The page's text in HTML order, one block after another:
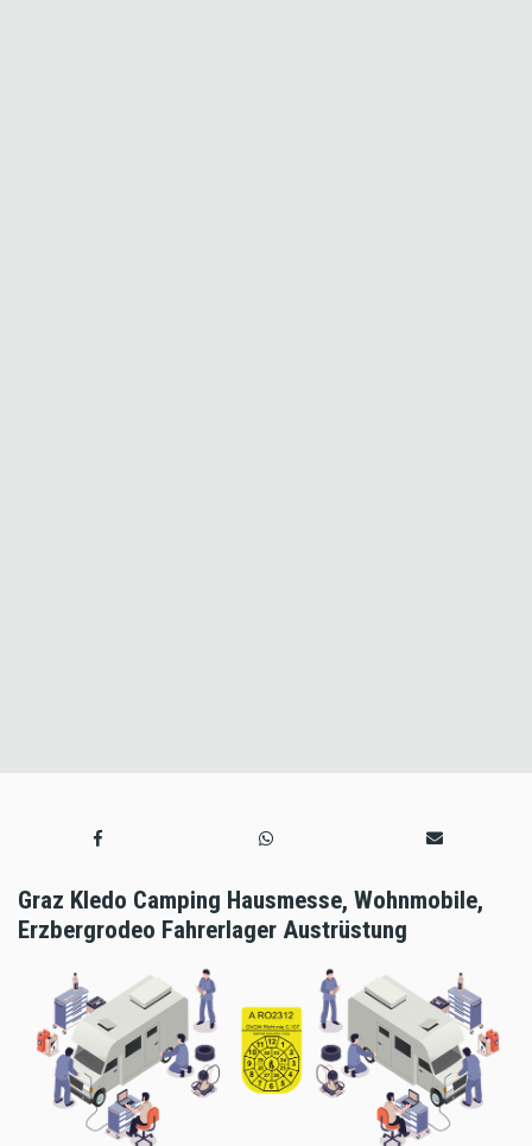
Graz Kledo Camping Hausmesse, Wohnmobile,
Erzbergrodeo Fahrerlager Austrüstung